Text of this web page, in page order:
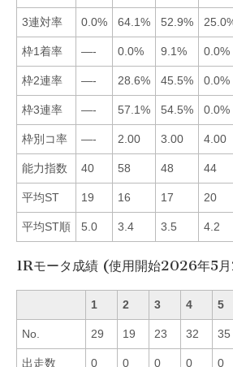
3連対率 0.0% 64.1% 52.9%
枠1着率 —- 0.0% 9.1% 0.0%
枠2連率 —- 28.6% 45.5% 0.0%
枠3連率 —- 57.1% 54.5% 0.0%
枠別コ率 —- 2.00 3.00 4.00
能力指数 40 58 48 44
平均ST 19 16 17 20
平均ST順 5.0 3.4 3.5 4.2
1Rモータ成績 (使用開始2026年5
1 2 3 4 5
No. 29 19 23 32 35
出走数 0 0 0 0 0